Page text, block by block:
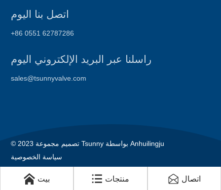
اتصل بنا اليوم
+86 0551 62787286
راسلنا عبر البريد الإلكتروني اليوم
sales@tsunnyvalve.com
© 2023 تصميم مجموعة Tsunny بواسطة Anhuilingju
سياسة الخصوصية
بيت منتجات اتصال